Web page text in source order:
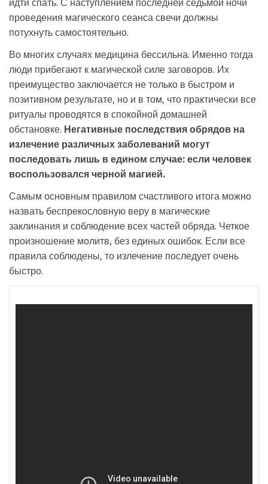
идти спать. С наступлением последней седьмой ночи
проведения магического сеанса свечи должны
потухнуть самостоятельно.
Во многих случаях медицина бессильна. Именно тогда
люди прибегают к магической силе заговоров. Их
преимущество заключается не только в быстром и
позитивном результате, но и в том, что практически все
ритуалы проводятся в спокойной домашней
обстановке. Негативные последствия обрядов на
излечение различных заболеваний могут
последовать лишь в едином случае: если человек
воспользовался черной магией.
Самым основным правилом счастливого итога можно
назвать беспрекословную веру в магические
заклинания и соблюдение всех частей обряда. Четкое
произношение молитв, без единых ошибок. Если все
правила соблюдены, то излечение последует очень
быстро.